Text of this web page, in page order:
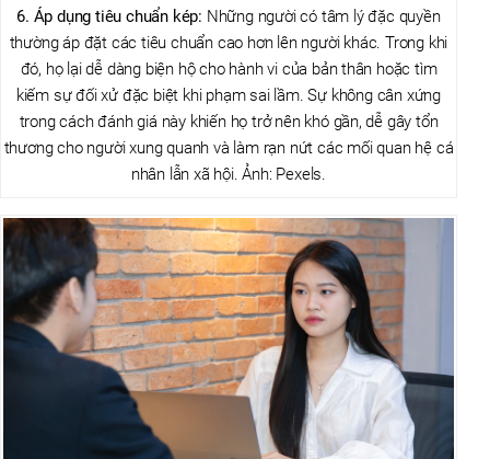
6. Áp dụng tiêu chuẩn kép: Những người có tâm lý đặc quyền
thường áp đặt các tiêu chuẩn cao hơn lên người khác. Trong khi
đó, họ lại dễ dàng biện hộ cho hành vi của bản thân hoặc tìm
kiếm sự đối xử đặc biệt khi phạm sai lầm. Sự không cân xứng
trong cách đánh giá này khiến họ trở nên khó gần, dễ gây tổn
thương cho người xung quanh và làm rạn nứt các mối quan hệ cá
nhân lẫn xã hội. Ảnh: Pexels.